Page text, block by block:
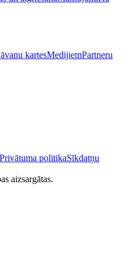
kartesMedijiemPartneru
Privātuma politikaSīkdatņu
aizsargātas.